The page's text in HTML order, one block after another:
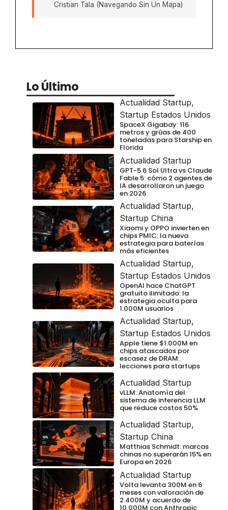
Cristian Tala (Navegando Sin Un Mapa)
Lo Último
Actualidad Startup,
Startup Estados Unidos
SpaceX Gigabay: 116
metros y grúas de 400
toneladas para Starship en
Florida
Actualidad Startup
GPT-5.6 Sol Ultra vs Claude
Fable 5: cómo 2 agentes de
IA desarrollaron un juego
en 2026
Actualidad Startup,
Startup China
Xiaomi y OPPO invierten en
chips PMIC: la nueva
estrategia para baterías
más eficientes
Actualidad Startup,
Startup Estados Unidos
OpenAI hace ChatGPT
gratuito ilimitado: la
estrategia oculta para
1.000M usuarios
Actualidad Startup,
Startup Estados Unidos
Apple tiene $1.000M en
chips atascados por
escasez de DRAM:
lecciones para startups
Actualidad Startup
vLLM: Anatomía del
sistema de inferencia LLM
que reduce costos 50%
Actualidad Startup,
Startup China
Matthias Schmidt: marcas
chinas no superarán 15% en
Europa en 2026
Actualidad Startup
Volta levanta 300M en 6
meses con valoración de
2.400M y acuerdo de
10.000M con Anthropic